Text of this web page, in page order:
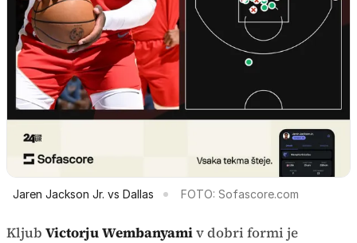
Jaren Jackson Jr. vs Dallas FOTO: Sofascore.com
Kljub Victorju Wembanyamiv dobri formi je